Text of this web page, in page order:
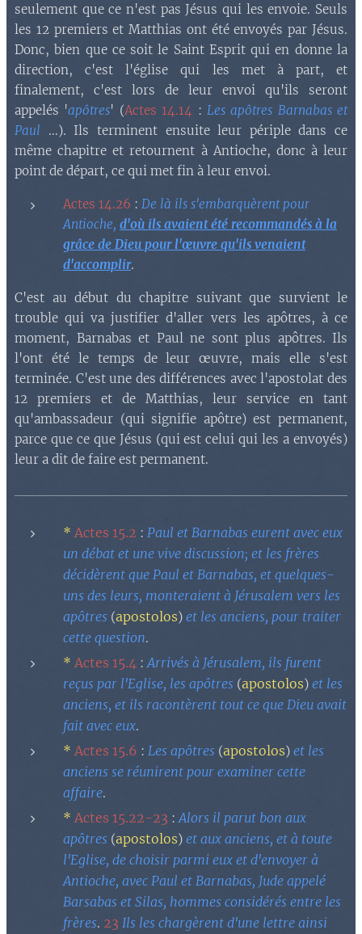
seulement que ce n'est pas Jésus qui les envoie. Seuls
les 12 premiers et Matthias ont été envoyés par Jésus.
Donc, bien que ce soit le Saint Esprit qui en donne la
direction, c'est l'église qui les met à part, et
finalement, c'est lors de leur envoi qu'ils seront
appelés 'apôtres' (Actes 14.14 : Les apôtres Barnabas et
Paul ...). Ils terminent ensuite leur périple dans ce
même chapitre et retournent à Antioche, donc à leur
point de départ, ce qui met fin à leur envoi.
Actes 14.26 : De là ils s'embarquèrent pour
Antioche, d'où ils avaient été recommandés à la
grâce de Dieu pour l'œuvre qu'ils venaient
d'accomplir.
C'est au début du chapitre suivant que survient le
trouble qui va justifier d'aller vers les apôtres, à ce
moment, Barnabas et Paul ne sont plus apôtres. Ils
l'ont été le temps de leur œuvre, mais elle s'est
terminée. C'est une des différences avec l'apostolat des
12 premiers et de Matthias, leur service en tant
qu'ambassadeur (qui signifie apôtre) est permanent,
parce que ce que Jésus (qui est celui qui les a envoyés)
leur a dit de faire est permanent.
* Actes 15.2 : Paul et Barnabas eurent avec eux
un débat et une vive discussion; et les frères
décidèrent que Paul et Barnabas, et quelques-
uns des leurs, monteraient à Jérusalem vers les
apôtres (apostolos) et les anciens, pour traiter
cette question.
* Actes 15.4 : Arrivés à Jérusalem, ils furent
reçus par l'Eglise, les apôtres (apostolos) et les
anciens, et ils racontèrent tout ce que Dieu avait
fait avec eux.
* Actes 15.6 : Les apôtres (apostolos) et les
anciens se réunirent pour examiner cette
affaire.
* Actes 15.22-23 : Alors il parut bon aux
apôtres (apostolos) et aux anciens, et à toute
l'Eglise, de choisir parmi eux et d'envoyer à
Antioche, avec Paul et Barnabas, Jude appelé
Barsabas et Silas, hommes considérés entre les
frères. 23 Ils les chargèrent d'une lettre ainsi